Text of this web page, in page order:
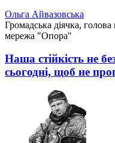
Ольга Айвазовська
Громадська діячка,
мережа "Опора"
Наша стійкість не
сьогодні, щоб не